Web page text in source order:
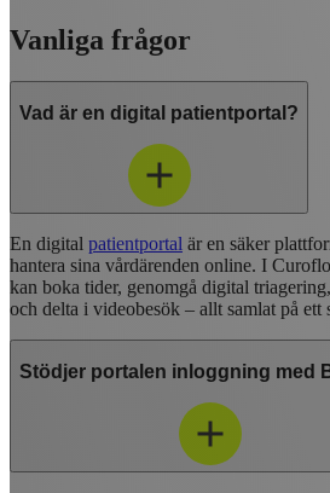
Vanliga frågor
Vad är en digital patientportal?
En digital patientportal är en säker
hantera sina vårdärenden online. I
kan boka tider, genomgå digital
och delta i videobesök – allt samlat på ett
Stödjer portalen inloggning med